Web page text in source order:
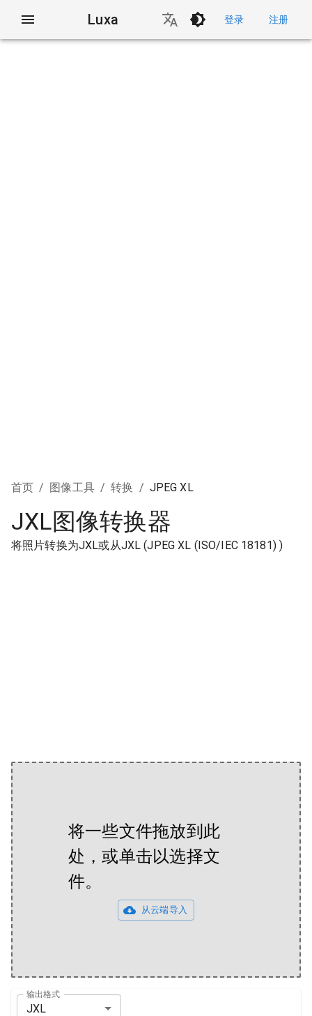
Luxa 登录 注册
首页 / 图像工具 / 转换 / JPEG XL
JXL图像转换器
将照片转换为JXL或从JXL (JPEG XL (ISO/IEC 18181) )
将一些文件拖放到此
处，或单击以选择文
件。
从云端导入
输出格式
JXL